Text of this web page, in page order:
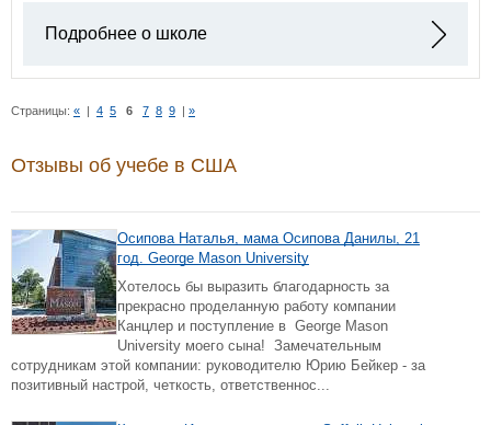
Подробнее о школе
Страницы: « | 4 5 6 7 8 9 | »
Отзывы об учебе в США
Осипова Наталья, мама Осипова Данилы, 21
год. George Mason University
Хотелось бы выразить благодарность за
прекрасно проделанную работу компании
Канцлер и поступление в George Mason
University моего сына! Замечательным
сотрудникам этой компании: руководителю Юрию Бейкер - за
позитивный настрой, четкость, ответственнос...